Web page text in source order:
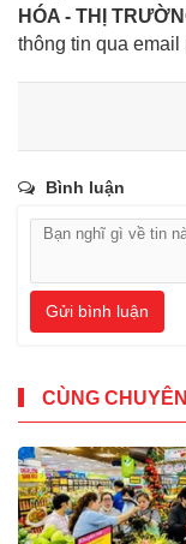
HÓA - THỊ
thông tin qua email
Bình luận
Gửi bình luận
CÙNG